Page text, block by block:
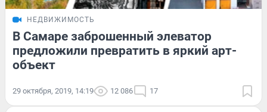
НЕДВИЖИМОСТЬ
В Самаре заброшенный элеватор
предложили превратить в яркий арт-
объект
29 октября, 2019, 14:19 12 086 17